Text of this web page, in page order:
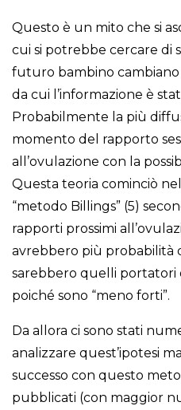
Questo è un mito che si
cui si potrebbe cercare di
futuro bambino
da cui l’informazione è
Probabilmente la più
momento del rapporto
all’ovulazione con la
Questa teoria cominciò
“metodo Billings” (5)
rapporti prossimi
avrebbero più probabilità
sarebbero quelli portatori
poiché sono “meno forti”.
Da allora ci sono stati
analizzare quest’ipotesi
successo con questo
pubblicati (con maggior